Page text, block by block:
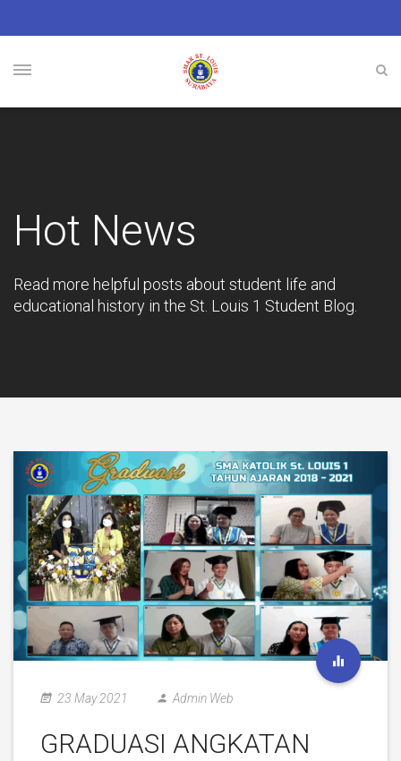
Hot News
Read more helpful posts about student life and
educational history in the St. Louis 1 Student Blog.
23 May 2021 Admin Web
GRADUASI ANGKATAN